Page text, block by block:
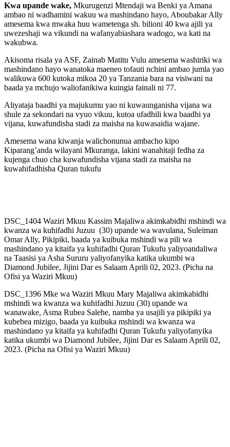
Kwa upande wake, Mkurugenzi Mtendaji wa Benki ya Amana
ambao ni wadhamini wakuu wa mashindano hayo, Aboubakar Ally
amesema kwa mwaka huu wametenga sh. bilioni 40 kwa ajili ya
uwezeshaji wa vikundi na wafanyabiashara wadogo, wa kati na
wakubwa.
Akisoma risala ya ASF, Zainab Matitu Vulu amesema washiriki wa
mashindano hayo wanatoka maeneo tofauti nchini ambao jumla yao
walikuwa 600 kutoka mikoa 20 ya Tanzania bara na visiwani na
baada ya mchujo waliofanikiwa kuingia fainali ni 77.
Aliyataja baadhi ya majukumu yao ni kuwaunganisha vijana wa
shule za sekondari na vyuo vikuu, kutoa ufadhili kwa baadhi ya
vijana, kuwafundisha stadi za maisha na kuwasaidia wajane.
Amesema wana kiwanja walichonunua ambacho kipo
Kiparang’anda wilayani Mkuranga, lakini wanahitaji fedha za
kujenga chuo cha kuwafundisha vijana stadi za maisha na
kuwahifadhisha Quran tukufu
DSC_1404 Waziri Mkuu Kassim Majaliwa akimkabidhi mshindi wa
kwanza wa kuhifadhi Juzuu (30) upande wa wavulana, Suleiman
Omar Ally, Pikipiki, baada ya kuibuka mshindi wa pili wa
mashindano ya kitaifa ya kuhifadhi Quran Tukufu yaliyoandaliwa
na Taasisi ya Asha Sururu yaliyofanyika katika ukumbi wa
Diamond Jubilee, Jijini Dar es Salaam Aprili 02, 2023. (Picha na
Ofisi ya Waziri Mkuu)
DSC_1396 Mke wa Waziri Mkuu Mary Majaliwa akimkabidhi
mshindi wa kwanza wa kuhifadhi Juzuu (30) upande wa
wanawake, Asma Rubea Salehe, namba ya usajili ya pikipiki ya
kubebea mizigo, baada ya kuibuka mshindi wa kwanza wa
mashindano ya kitaifa ya kuhifadhi Quran Tukufu yaliyofanyika
katika ukumbi wa Diamond Jubilee, Jijini Dar es Salaam Aprili 02,
2023. (Picha na Ofisi ya Waziri Mkuu)